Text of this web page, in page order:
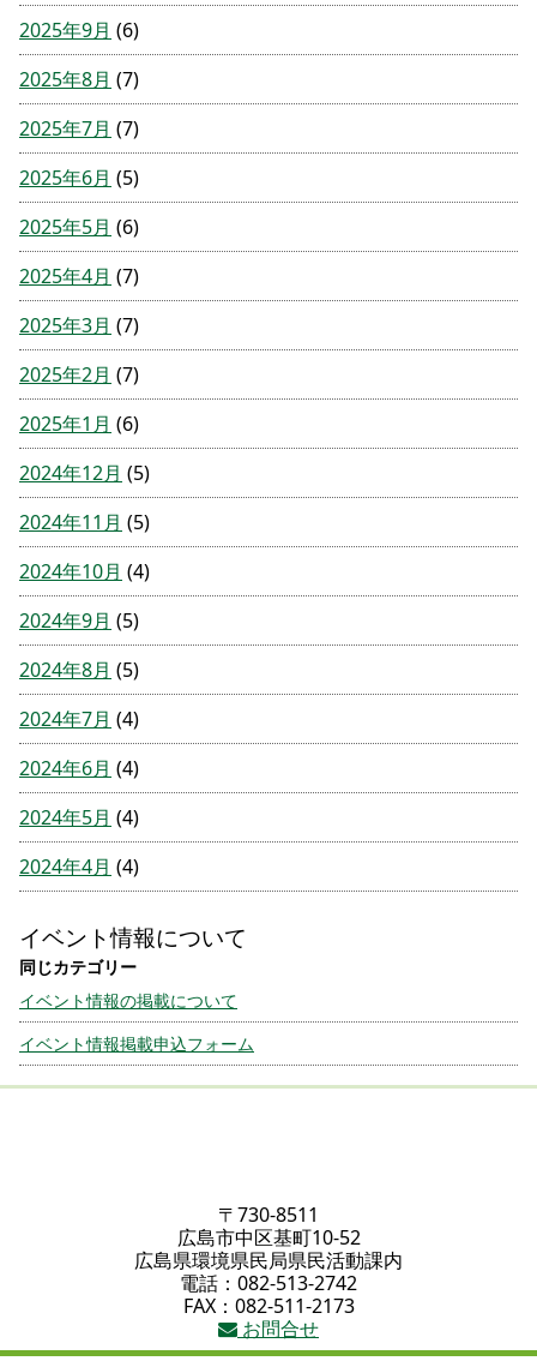
2025年9月 (6)
2025年8月 (7)
2025年7月 (7)
2025年6月 (5)
2025年5月 (6)
2025年4月 (7)
2025年3月 (7)
2025年2月 (7)
2025年1月 (6)
2024年12月 (5)
2024年11月 (5)
2024年10月 (4)
2024年9月 (5)
2024年8月 (5)
2024年7月 (4)
2024年6月 (4)
2024年5月 (4)
2024年4月 (4)
イベント情報について
イベント情報の掲載について
イベント情報掲載申込フォーム
〒730-8511
広島市中区基町10-52
広島県環境県民局県民活動課内
電話：082-513-2742
FAX：082-511-2173
お問合せ